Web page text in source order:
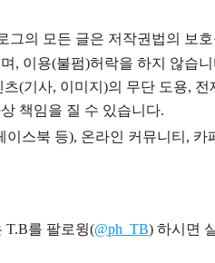
그의 모든 글은 저작권법의 보
, 이용(불펌)허락을 하지 않습니
(기사, 이미지)의 무단 도용, 전
책임을 질 수 있습니다.
스북 등), 온라인 커뮤니티, 카
T.B를 팔로윙(@ph_TB) 하시면